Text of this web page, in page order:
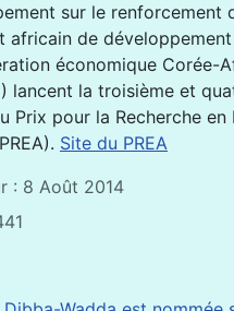
sur le renforcement
africain de
économique Corée-
lancent la troisième et
Prix pour la Recherche en
Site du PREA
: 8 Août 2014